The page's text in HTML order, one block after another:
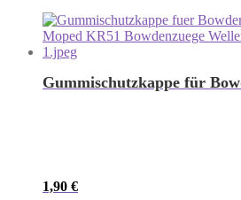
Gummischutzkappe für
1,90 €